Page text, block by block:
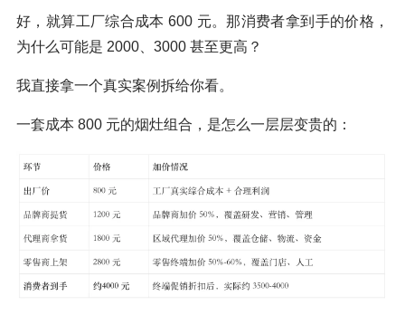
好，就算工厂综合成本 600 元。那消费者拿到手的价格，
为什么可能是 2000、3000 甚至更高？
我直接拿一个真实案例拆给你看。
一套成本 800 元的烟灶组合，是怎么一层层变贵的：